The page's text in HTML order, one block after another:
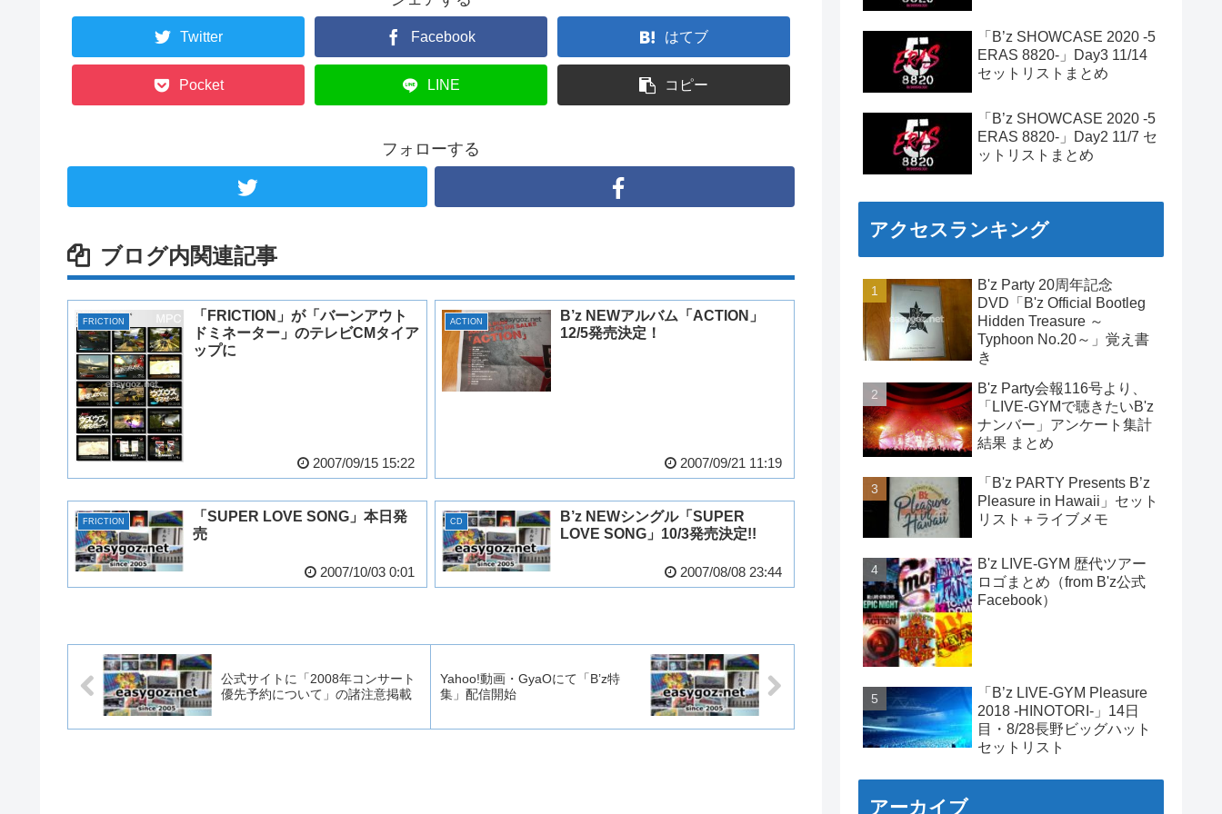
Twitter Facebook はてブ
Pocket LINE コピー
フォローする
ブログ内関連記事
FRICTION
「FRICTION」が「バーンアウト
ドミネーター」のテレビCMタイア
ップに
2007/09/15 15:22
ACTION
B’z NEWアルバム「ACTION」
12/5発売決定！
2007/09/21 11:19
FRICTION
「SUPER LOVE SONG」本日発
売
2007/10/03 0:01
CD
B’z NEWシングル「SUPER
LOVE SONG」10/3発売決定!!
2007/08/08 23:44
公式サイトに「2008年コンサート
優先予約について」の諸注意掲載
Yahoo!動画・GyaOにて「B’z特
集」配信開始
「B’z SHOWCASE 2020 -5
ERAS 8820-」Day3 11/14
セットリストまとめ
「B’z SHOWCASE 2020 -5
ERAS 8820-」Day2 11/7 セ
ットリストまとめ
アクセスランキング
B'z Party 20周年記念
DVD「B'z Official Bootleg
Hidden Treasure ～
Typhoon No.20～」覚え書
き
B'z Party会報116号より、
「LIVE-GYMで聴きたいB'z
ナンバー」アンケート集計
結果 まとめ
「B'z PARTY Presents B’z
Pleasure in Hawaii」セット
リスト＋ライブメモ
B'z LIVE-GYM 歴代ツアー
ロゴまとめ（from B'z公式
Facebook）
「B’z LIVE-GYM Pleasure
2018 -HINOTORI-」14日
目・8/28長野ビッグハット
セットリスト
アーカイブ